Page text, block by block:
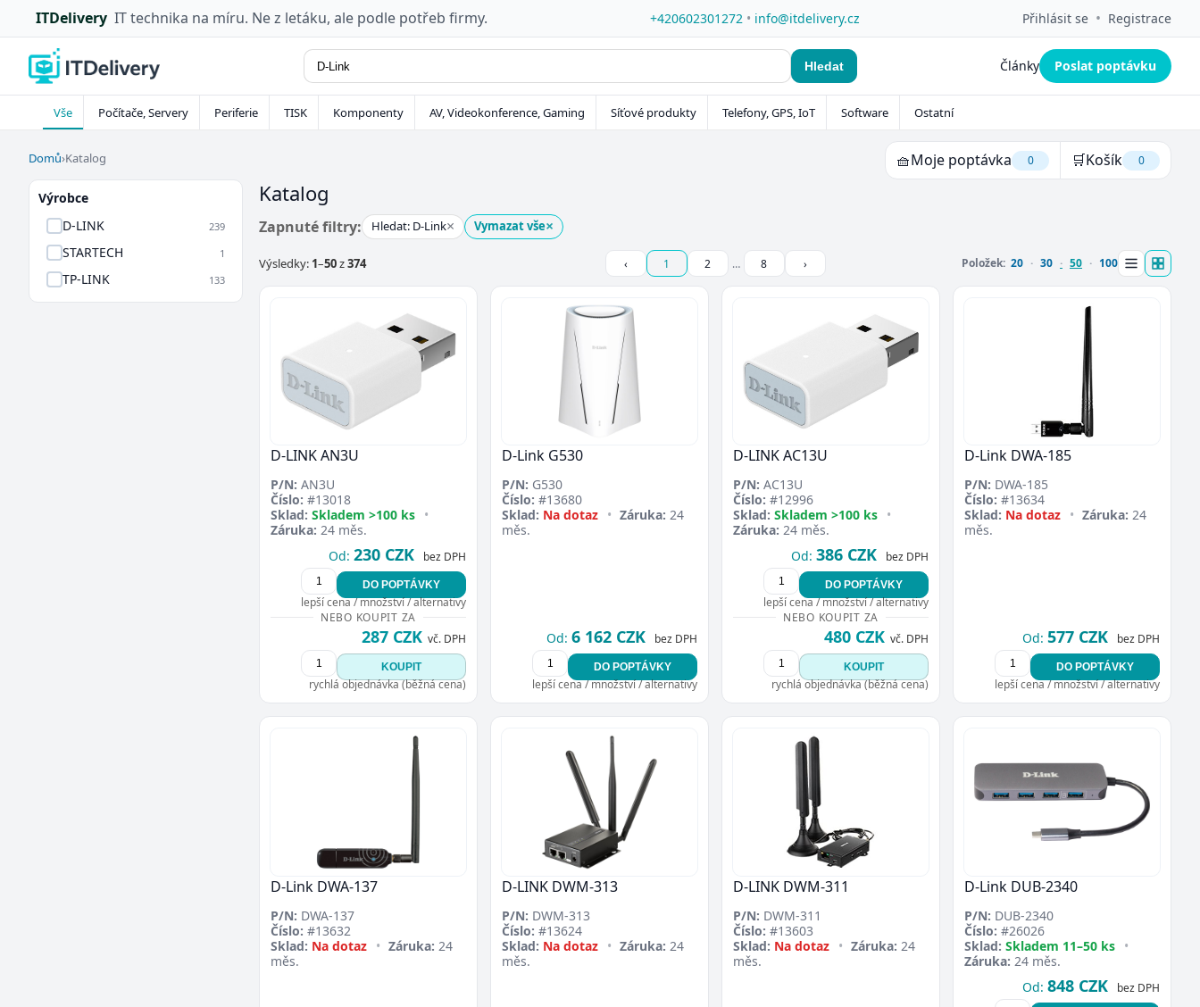
ITDelivery IT technika na míru. Ne z letáku, ale podle potřeb firmy. +420602301272 • info@itdelivery.cz Přihlásit se • Registrace
Hledat Články Poslat poptávku
Vše Počítače, Servery Periferie TISK Komponenty AV, Videokonference, Gaming Síťové produkty Telefony, GPS, IoT Software Ostatní
Domů›Katalog 🧺Moje poptávka 0 🛒Košík 0
Výrobce
D-LINK
239
STARTECH 1
TP-LINK 133
Katalog
Zapnuté filtry: Hledat: D-Link× Vymazat vše×
Výsledky: 1–50z374 ‹ 1 2 … 8 › Položek: 20 30 50 100
D-LINK AN3U
P/N: AN3U
Číslo: #13018
Sklad: Skladem >100 ks •
Záruka: 24 měs.
Od: 230 CZK bez DPH
DO POPTÁVKY
lepší cena / množství / alternativy
NEBO KOUPIT ZA
287 CZK vč. DPH
KOUPIT
rychlá objednávka (běžná cena)
D-Link G530
P/N: G530
Číslo: #13680
Sklad: Na dotaz • Záruka: 24
měs.
Od: 6 162 CZK bez DPH
DO POPTÁVKY
lepší cena / množství / alternativy
D-LINK AC13U
P/N: AC13U
Číslo: #12996
Sklad: Skladem >100 ks •
Záruka: 24 měs.
Od: 386 CZK bez DPH
DO POPTÁVKY
lepší cena / množství / alternativy
NEBO KOUPIT ZA
480 CZK vč. DPH
KOUPIT
rychlá objednávka (běžná cena)
D-Link DWA-185
P/N: DWA-185
Číslo: #13634
Sklad: Na dotaz • Záruka: 24
měs.
Od: 577 CZK bez DPH
DO POPTÁVKY
lepší cena / množství / alternativy
D-Link DWA-137
P/N: DWA-137
Číslo: #13632
Sklad: Na dotaz • Záruka: 24
měs.
D-LINK DWM-313
P/N: DWM-313
Číslo: #13624
Sklad: Na dotaz • Záruka: 24
měs.
D-LINK DWM-311
P/N: DWM-311
Číslo: #13603
Sklad: Na dotaz • Záruka: 24
měs.
D-Link DUB-2340
P/N: DUB-2340
Číslo: #26026
Sklad: Skladem 11–50 ks •
Záruka: 24 měs.
Od: 848 CZK bez DPH